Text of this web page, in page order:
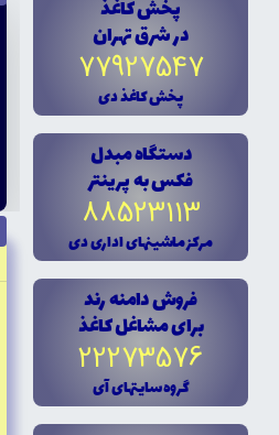
پخش کاغذ
در شرق تهران
77927547
پخش کاغذ دى
دستگاه مبدل
فکس به پرينتر
88523113
مرکز ماشينهاى ادارى دى
فروش دامنه رند
براى مشاغل کاغذ
22273576
گروه سايتهاى آى